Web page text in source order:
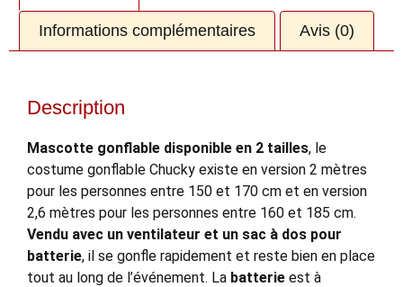
Informations complémentaires Avis (0)
Description
Mascotte gonflable disponible en 2 tailles, le
costume gonflable Chucky existe en version 2 mètres
pour les personnes entre 150 et 170 cm et en version
2,6 mètres pour les personnes entre 160 et 185 cm.
Vendu avec un ventilateur et un sac à dos pour
batterie, il se gonfle rapidement et reste bien en place
tout au long de l’événement. La batterie est à